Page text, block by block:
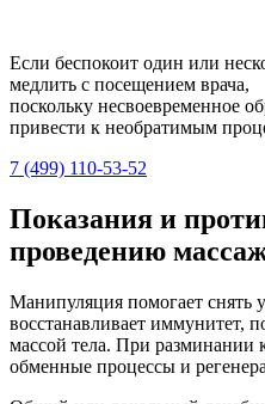
Если беспокоит один или
медлить с посещением врача,
поскольку несвоевременное
привести к необратимым
7 (499) 110-53-52
Показания и
проведению
Манипуляция помогает снять
восстанавливает иммунитет,
массой тела. При
обменные процессы и